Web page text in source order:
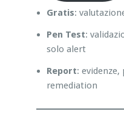
Gratis:
Pen Test:
solo alert
Report:
remediation